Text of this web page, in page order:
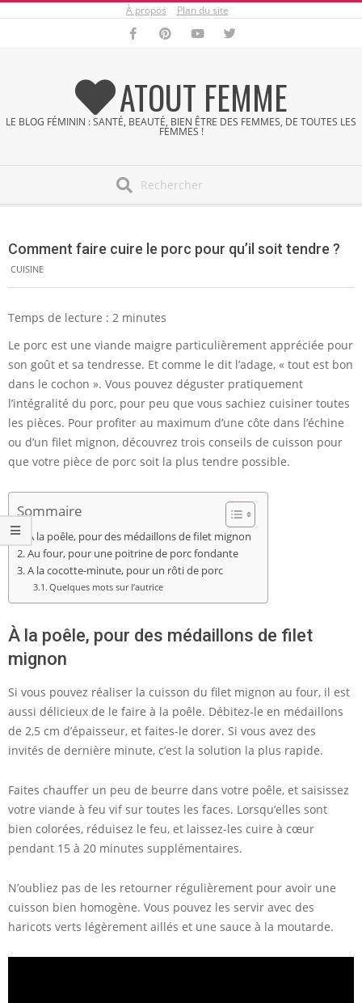
À propos Plan du site
ATOUT FEMME
LE BLOG FÉMININ : SANTÉ, BEAUTÉ, BIEN ÊTRE DES FEMMES, DE TOUTES LES
FEMMES !
Menu
Comment faire cuire le porc pour qu’il soit tendre ?
CUISINE
Temps de lecture : 2 minutes
Le porc est une viande maigre particulièrement appréciée pour
son goût et sa tendresse. Et comme le dit l’adage, « tout est bon
dans le cochon ». Vous pouvez déguster pratiquement
l’intégralité du porc, pour peu que vous sachiez cuisiner toutes
les pièces. Pour profiter au maximum d’une côte dans l’échine
ou d’un filet mignon, découvrez trois conseils de cuisson pour
que votre pièce de porc soit la plus tendre possible.
Sommaire
À la poêle, pour des médaillons de filet mignon
Au four, pour une poitrine de porc fondante
A la cocotte-minute, pour un rôti de porc
Quelques mots sur l’autrice
À la poêle, pour des médaillons de filet
mignon
Si vous pouvez réaliser la cuisson du filet mignon au four, il est
aussi délicieux de le faire à la poêle. Débitez-le en médaillons
de 2,5 cm d’épaisseur, et faites-le dorer. Si vous avez des
invités de dernière minute, c’est la solution la plus rapide.
Faites chauffer un peu de beurre dans votre poêle, et saisissez
votre viande à feu vif sur toutes les faces. Lorsqu’elles sont
bien colorées, réduisez le feu, et laissez-les cuire à cœur
pendant 15 à 20 minutes supplémentaires.
N’oubliez pas de les retourner régulièrement pour avoir une
cuisson bien homogène. Vous pouvez les servir avec des
haricots verts légèrement aillés et une sauce à la moutarde.